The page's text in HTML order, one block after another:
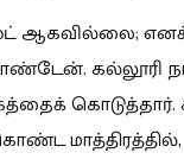
ஆகவில்லை;
கல்லூரி